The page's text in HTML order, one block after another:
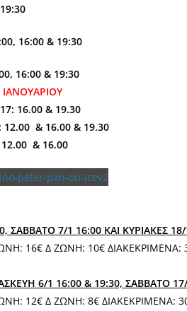
16:00 & 19:30
16:00 & 19:30
ΙΑΝΟΥΑΡΙΟΥ
16.00 & 19.30
& 16.00 & 19.30
& 16.00
ΣΑΒΒΑΤΟ 7/1 16:00 ΚΑΙ ΚΥΡΙΑΚΕΣ
16€ Δ ΖΩΝΗ: 10€ ΔΙΑΚΕΚΡΙΜΕΝΑ:
6/1 16:00 & 19:30, ΣΑΒΒΑΤΟ
12€ Δ ΖΩΝΗ: 8€ ΔΙΑΚΕΚΡΙΜΕΝΑ: